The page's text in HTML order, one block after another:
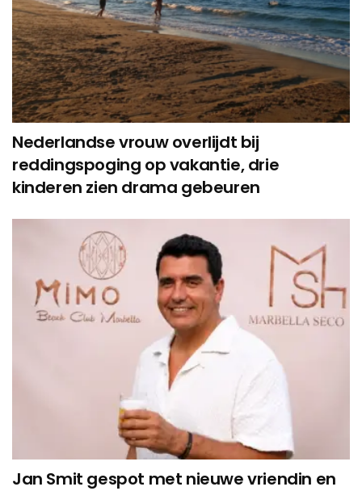
Nederlandse vrouw overlijdt bij
reddingspoging op vakantie, drie
kinderen zien drama gebeuren
Jan Smit gespot met nieuwe vriendin en